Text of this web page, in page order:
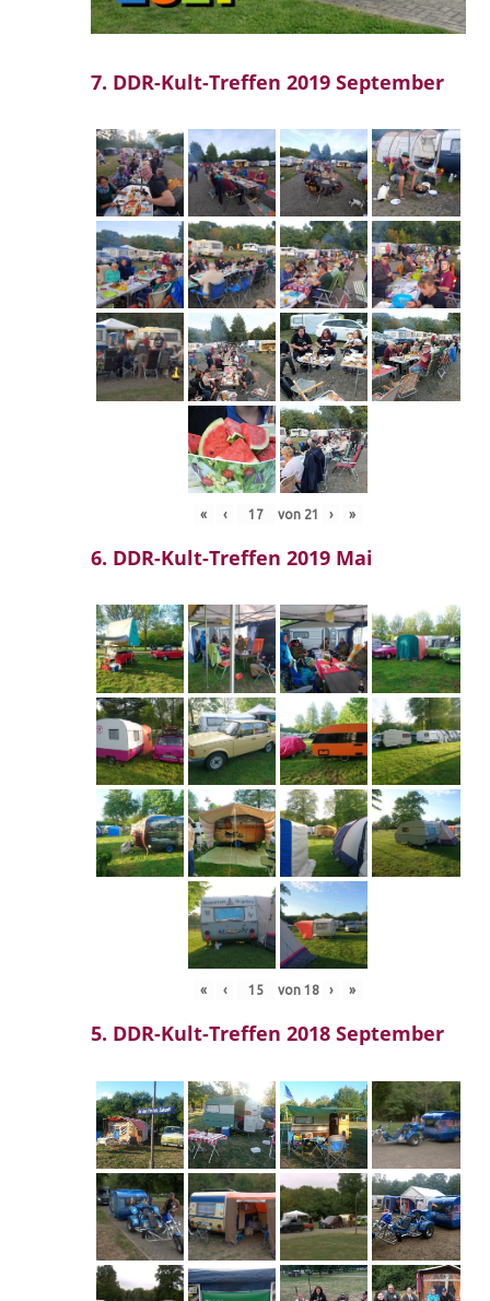
7. DDR-Kult-Treffen 2019 September
« ‹ von 21 › »
6. DDR-Kult-Treffen 2019 Mai
« ‹ von 18 › »
5. DDR-Kult-Treffen 2018 September